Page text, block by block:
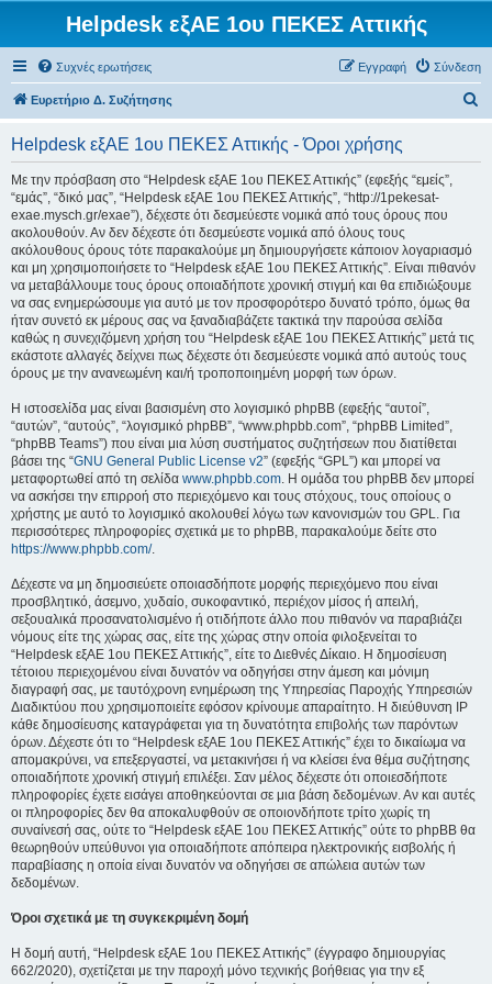
Helpdesk εξΑΕ 1ου ΠΕΚΕΣ Αττικής
Συχνές ερωτήσεις Σύνδεση
Εγγραφή
Ευρετήριο Δ. Συζήτησης
Helpdesk εξΑΕ 1ου ΠΕΚΕΣ Αττικής - Όροι χρήσης
Με την πρόσβαση στο “Helpdesk εξΑΕ 1ου ΠΕΚΕΣ Αττικής” (εφεξής “εμείς”,
“εμάς”, “δικό μας”, “Helpdesk εξΑΕ 1ου ΠΕΚΕΣ Αττικής”, “http://1pekesat-
exae.mysch.gr/exae”), δέχεστε ότι δεσμεύεστε νομικά από τους όρους που
ακολουθούν. Αν δεν δέχεστε ότι δεσμεύεστε νομικά από όλους τους
ακόλουθους όρους τότε παρακαλούμε μη δημιουργήσετε κάποιον λογαριασμό
και μη χρησιμοποιήσετε το “Helpdesk εξΑΕ 1ου ΠΕΚΕΣ Αττικής”. Είναι πιθανόν
να μεταβάλλουμε τους όρους οποιαδήποτε χρονική στιγμή και θα επιδιώξουμε
να σας ενημερώσουμε για αυτό με τον προσφορότερο δυνατό τρόπο, όμως θα
ήταν συνετό εκ μέρους σας να ξαναδιαβάζετε τακτικά την παρούσα σελίδα
καθώς η συνεχιζόμενη χρήση του “Helpdesk εξΑΕ 1ου ΠΕΚΕΣ Αττικής” μετά τις
εκάστοτε αλλαγές δείχνει πως δέχεστε ότι δεσμεύεστε νομικά από αυτούς τους
όρους με την ανανεωμένη και/ή τροποποιημένη μορφή των όρων.
Η ιστοσελίδα μας είναι βασισμένη στο λογισμικό phpBB (εφεξής “αυτοί”,
“αυτών”, “αυτούς”, “λογισμικό phpBB”, “www.phpbb.com”, “phpBB Limited”,
“phpBB Teams”) που είναι μια λύση συστήματος συζητήσεων που διατίθεται
βάσει της “GNU General Public License v2” (εφεξής “GPL”) και μπορεί να
μεταφορτωθεί από τη σελίδα www.phpbb.com. Η ομάδα του phpBB δεν μπορεί
να ασκήσει την επιρροή στο περιεχόμενο και τους στόχους, τους οποίους ο
χρήστης με αυτό το λογισμικό ακολουθεί λόγω των κανονισμών του GPL. Για
περισσότερες πληροφορίες σχετικά με το phpBB, παρακαλούμε δείτε στο
https://www.phpbb.com/.
Δέχεστε να μη δημοσιεύετε οποιασδήποτε μορφής περιεχόμενο που είναι
προσβλητικό, άσεμνο, χυδαίο, συκοφαντικό, περιέχον μίσος ή απειλή,
σεξουαλικά προσανατολισμένο ή οτιδήποτε άλλο που πιθανόν να παραβιάζει
νόμους είτε της χώρας σας, είτε της χώρας στην οποία φιλοξενείται το
“Helpdesk εξΑΕ 1ου ΠΕΚΕΣ Αττικής”, είτε το Διεθνές Δίκαιο. Η δημοσίευση
τέτοιου περιεχομένου είναι δυνατόν να οδηγήσει στην άμεση και μόνιμη
διαγραφή σας, με ταυτόχρονη ενημέρωση της Υπηρεσίας Παροχής Υπηρεσιών
Διαδικτύου που χρησιμοποιείτε εφόσον κρίνουμε απαραίτητο. Η διεύθυνση IP
κάθε δημοσίευσης καταγράφεται για τη δυνατότητα επιβολής των παρόντων
όρων. Δέχεστε ότι το “Helpdesk εξΑΕ 1ου ΠΕΚΕΣ Αττικής” έχει το δικαίωμα να
απομακρύνει, να επεξεργαστεί, να μετακινήσει ή να κλείσει ένα θέμα συζήτησης
οποιαδήποτε χρονική στιγμή επιλέξει. Σαν μέλος δέχεστε ότι οποιεσδήποτε
πληροφορίες έχετε εισάγει αποθηκεύονται σε μια βάση δεδομένων. Αν και αυτές
οι πληροφορίες δεν θα αποκαλυφθούν σε οποιονδήποτε τρίτο χωρίς τη
συναίνεσή σας, ούτε το “Helpdesk εξΑΕ 1ου ΠΕΚΕΣ Αττικής” ούτε το phpBB θα
θεωρηθούν υπεύθυνοι για οποιαδήποτε απόπειρα ηλεκτρονικής εισβολής ή
παραβίασης η οποία είναι δυνατόν να οδηγήσει σε απώλεια αυτών των
δεδομένων.
Όροι σχετικά με τη συγκεκριμένη δομή
Η δομή αυτή, “Helpdesk εξΑΕ 1ου ΠΕΚΕΣ Αττικής” (έγγραφο δημιουργίας
662/2020), σχετίζεται με την παροχή μόνο τεχνικής βοήθειας για την εξ